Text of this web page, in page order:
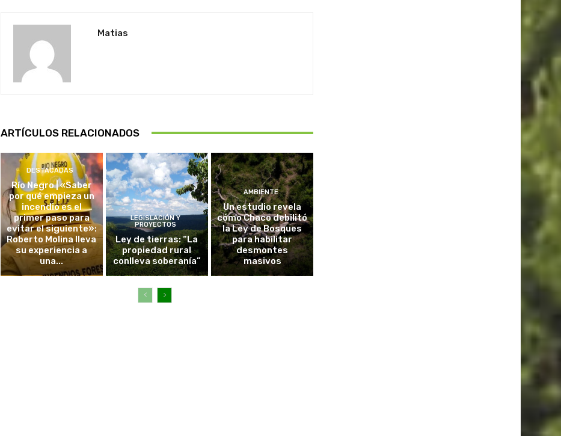
Matias
ARTÍCULOS RELACIONADOS
DESTACADAS
Río Negro | «Saber
por qué empieza un
incendio es el
primer paso para
evitar el siguiente»:
Roberto Molina lleva
su experiencia a
una...
LEGISLACIÓN Y
PROYECTOS
Ley de tierras: “La
propiedad rural
conlleva soberanía”
AMBIENTE
Un estudio revela
cómo Chaco debilitó
la Ley de Bosques
para habilitar
desmontes
masivos